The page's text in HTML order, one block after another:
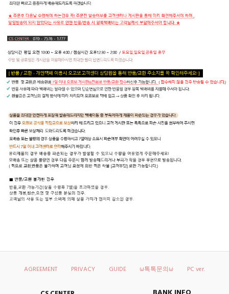
AGREEMENT PRIVACY GUIDE ω톡톡문의ω PC ver.